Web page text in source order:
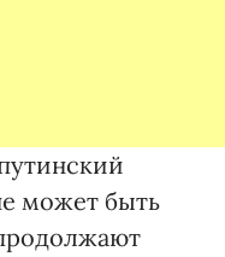
может быть